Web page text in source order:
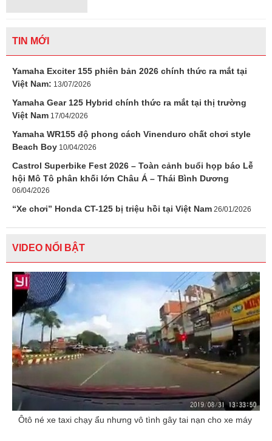
TIN MỚI
Yamaha Exciter 155 phiên bản 2026 chính thức ra mắt tại
Việt Nam: 13/07/2026
Yamaha Gear 125 Hybrid chính thức ra mắt tại thị trường
Việt Nam 17/04/2026
Yamaha WR155 độ phong cách Vinenduro chất chơi style
Beach Boy 10/04/2026
Castrol Superbike Fest 2026 – Toàn cảnh buổi họp báo Lễ
hội Mô Tô phân khối lớn Châu Á – Thái Bình Dương
06/04/2026
“Xe chơi” Honda CT-125 bị triệu hồi tại Việt Nam 26/01/2026
VIDEO NỔI BẬT
Ôtô né xe taxi chạy ẩu nhưng vô tình gây tai nạn cho xe máy